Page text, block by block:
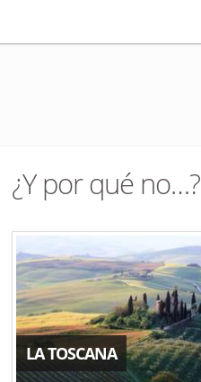
¿Y por qué no…?
LA TOSCANA